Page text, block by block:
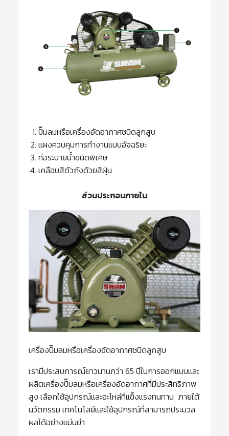
ปั๊มลมหรือเครื่องอัดอากาศชนิดลูกสูบ
แผงควบคุมการทำงานแบบอัจฉริยะ
ท่อระบายน้ำชนิดพิเศษ
เคลือบสีตัวถังด้วยสีฝุ่น
ส่วนประกอบภายใน
เครื่องปั๊มลมหรือเครื่องอัดอากาศชนิดลูกสูบ
เรามีประสบการณ์ยาวนานกว่า 65 ปีในการออกแบบและ
ผลิตเครื่องปั๊มลมหรือเครื่องอัดอากาศที่มีประสิทธิภาพ
สูง เลือกใช้อุปกรณ์และอะไหล่ที่แข็งแรงทนทาน ภายใต้
นวัตกรรม เทคโนโลยีและใช้อุปกรณ์ที่สามารถประมวล
ผลได้อย่างแม่นยำ